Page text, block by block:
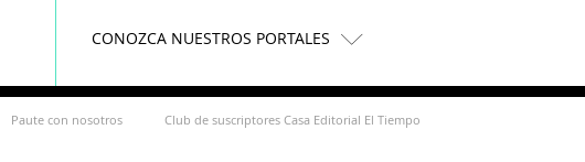
CONOZCA NUESTROS PORTALES
Paute con nosotros Club de suscriptores Casa Editorial El Tiempo